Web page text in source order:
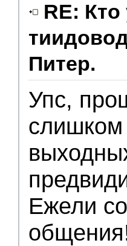
RE: Кто
Питер.
Упс,
Ежели